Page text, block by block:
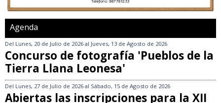
Agenda
Del Lunes, 20 de Julio de 2026 al Jueves, 13 de Agosto de 2026
Concurso de fotografía 'Pueblos de la
Tierra Llana Leonesa'
Del Lunes, 27 de Julio de 2026 al Sábado, 15 de Agosto de 2026
Abiertas las inscripciones para la XII